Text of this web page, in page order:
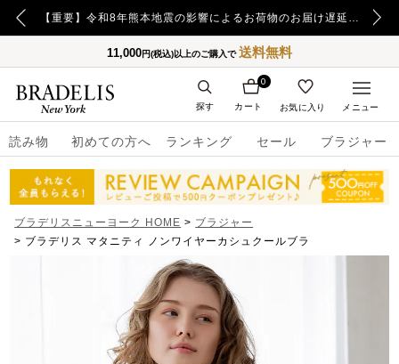
【重要】令和8年熊本地震の影響によるお荷物のお届け遅延について
11,000円(税込)以上のご購入で送料無料
読み物 初めての方へ ランキング セール ブラジャー
カート
0
お気に入り
探す メニュー
ブラデリスニューヨーク HOME
ブラジャー
ブラデリス マタニティ ノンワイヤーカシュクールブラ